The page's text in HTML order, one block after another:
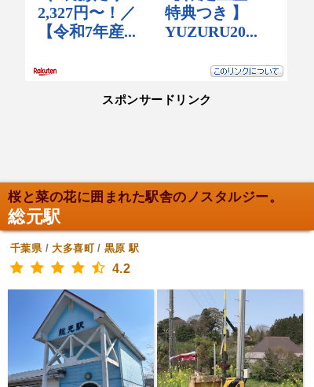
スポンサードリンク
桜と菜の花に囲まれた駅舎のノスタルジー。
総元駅
千葉県/大多喜町/黒原 駅
4.2